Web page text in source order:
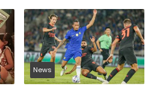
News